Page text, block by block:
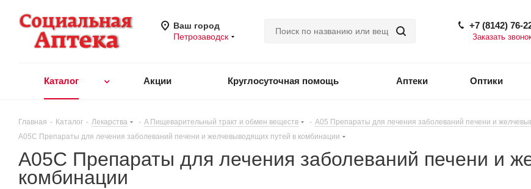
Ваш город
Петрозаводск
+7 (8142) 76-
Заказать
Каталог Акции Круглосуточная помощь Аптеки Оптики
Главная - Каталог - Лекарства - A Пищеварительный тракт и обмен веществ - A05 Препараты для лечения заболеваний печени и
A05C Препараты для лечения заболеваний печени и желчевыводящих путей в комбинации
A05C Препараты для лечения заболеваний печени и
комбинации